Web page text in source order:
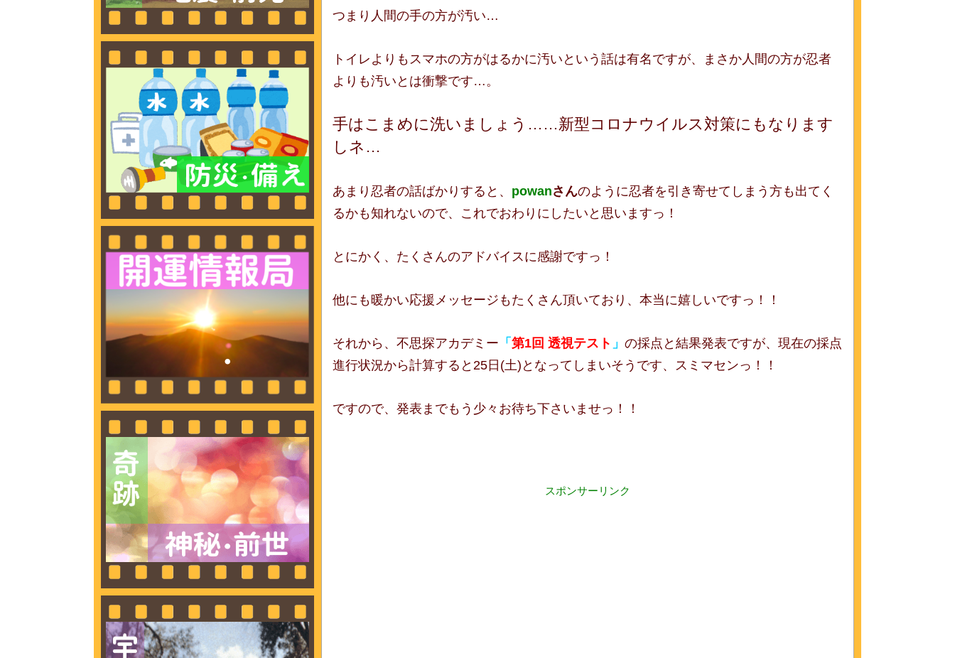
つまり人間の手の方が汚い…
トイレよりもスマホの方がはるかに汚いという話は有名ですが、まさか人間の方が忍者
よりも汚いとは衝撃です…。
手はこまめに洗いましょう……新型コロナウイルス対策にもなります
しネ…
あまり忍者の話ばかりすると、 powanさんのように忍者を引き寄せてしまう方も出てく
るかも知れないので、これでおわりにしたいと思いますっ！
とにかく、たくさんのアドバイスに感謝ですっ！
他にも暖かい応援メッセージもたくさん頂いており、本当に嬉しいですっ！！
それから、不思探アカデミー 「 第1回 透視テスト 」 の採点と結果発表ですが、現在の採点
進行状況から計算すると25日(土)となってしまいそうです、スミマセンっ！！
ですので、発表までもう少々お待ち下さいませっ！！
スポンサーリンク